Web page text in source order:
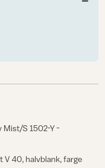
Mist/S 1502-Y -
V 40, halvblank, farge